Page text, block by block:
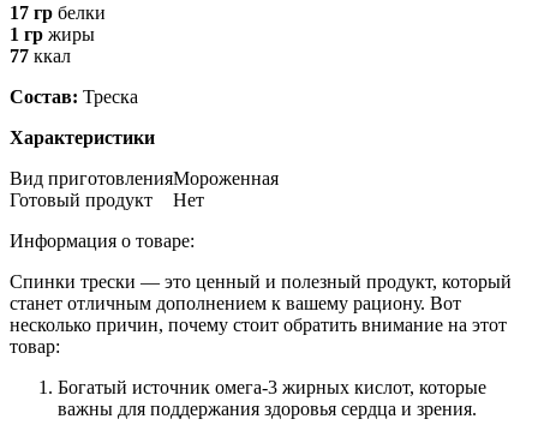
17 гр белки
1 гр жиры
77 ккал
Состав: Треска
Характеристики
Вид приготовленияМороженная
Готовый продукт
Нет
Информация о товаре:
Спинки трески — это ценный и полезный продукт, который
станет отличным дополнением к вашему рациону. Вот
несколько причин, почему стоит обратить внимание на этот
товар:
Богатый источник омега-3 жирных кислот, которые
важны для поддержания здоровья сердца и зрения.